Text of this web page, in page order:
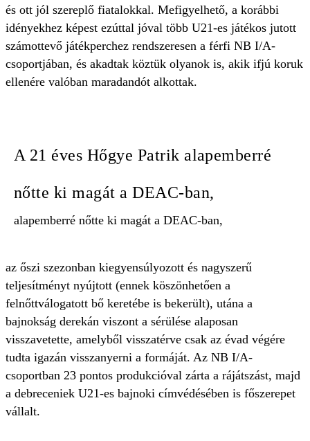
és ott jól szereplő fiatalokkal. Mefigyelhető, a korábbi
idényekhez képest ezúttal jóval több U21-es játékos jutott
számottevő játékperchez rendszeresen a férfi NB I/A-
csoportjában, és akadtak köztük olyanok is, akik ifjú koruk
ellenére valóban maradandót alkottak.
A 21 éves Hőgye Patrik alapemberré
nőtte ki magát a DEAC-ban,
alapemberré nőtte ki magát a DEAC-ban,
az őszi szezonban kiegyensúlyozott és nagyszerű
teljesítményt nyújtott (ennek köszönhetően a
felnőttválogatott bő keretébe is bekerült), utána a
bajnokság derekán viszont a sérülése alaposan
visszavetette, amelyből visszatérve csak az évad végére
tudta igazán visszanyerni a formáját. Az NB I/A-
csoportban 23 pontos produkcióval zárta a rájátszást, majd
a debreceniek U21-es bajnoki címvédésében is főszerepet
vállalt.